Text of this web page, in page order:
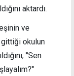
aktardı.
ve
okulun
"Sen